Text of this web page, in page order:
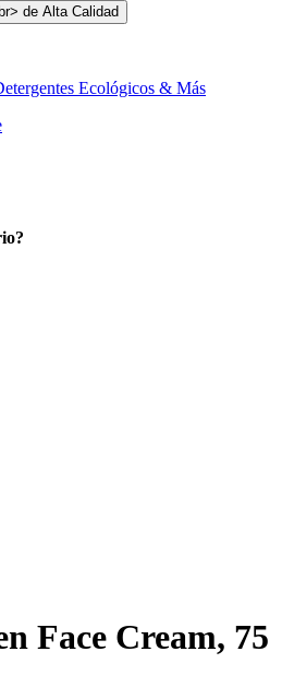
Ecológicos & Más
Face Cream, 75